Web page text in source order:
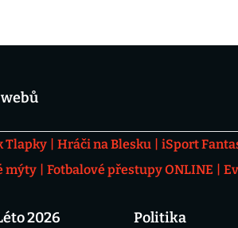
Tlapky Hráči na Blesku iSport
mýty
Fotbalové přestupy ONLINE
2026 Politika